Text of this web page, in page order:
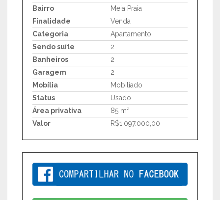
Bairro
Meia Praia
Finalidade
Venda
Categoria
Apartamento
Sendo suíte
2
Banheiros
2
Garagem
2
Mobília
Mobiliado
Status
Usado
Área privativa
85 m²
Valor
R$1.097.000,00